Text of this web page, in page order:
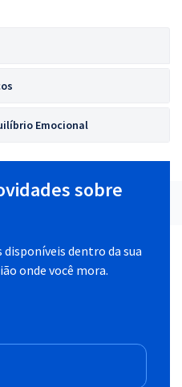
Emocional
sobre
dentro da sua
onde você mora.